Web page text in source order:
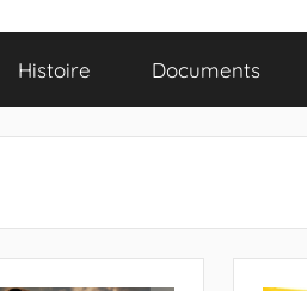
Histoire Documents